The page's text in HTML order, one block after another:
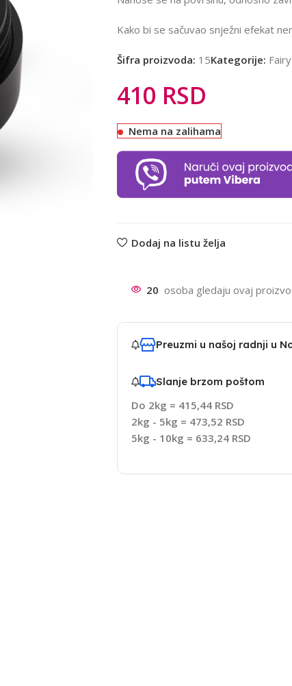
Kako bi se sačuvao snježni efekat
Šifra proizvoda: 15Kategorije:
410 RSD
Nema na zalihama
Dodaj na listu želja
20 osoba gledaju ovaj
Preuzmi u našoj radnji u
Slanje brzom poštom
Do 2kg = 415,44 RSD
2kg - 5kg = 473,52 RSD
5kg - 10kg = 633,24 RSD